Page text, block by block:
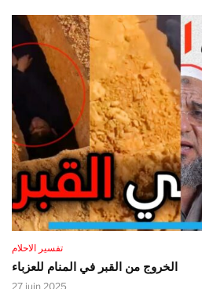
تفسير الاحلام
الخروج من القبر في المنام للعزباء
27 juin 2025